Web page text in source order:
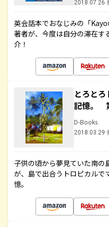
2018.07.26
英会話本でおなじみの「
著者が、今度は自分の滞在す
介！
とろと
記憶。
D-Books
2018.03.29
子供の頃から夢見ていた南
が、島で出合うトロピカルで
憶。